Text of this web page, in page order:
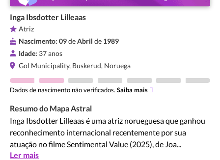
Inga Ibsdotter Lilleaas
Atriz
Nascimento: 09deAbril de 1989
Idade: 37 anos
Gol Municipality, Buskerud, Noruega
Dados de nascimento não verificados. Saiba mais
Resumo do Mapa Astral
Inga Ibsdotter Lilleaas é uma atriz norueguesa que ganhou
reconhecimento internacional recentemente por sua
atuação no filme Sentimental Value (2025), de Joa...
Ler mais